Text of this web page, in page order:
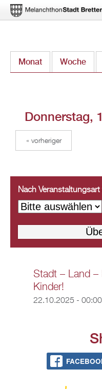
zum
Monat Woche
Donnerstag,
« vorheriger
Nach Veranstaltungsart
Stadt – Land –
Kinder!
22.10.2025 - 00:00